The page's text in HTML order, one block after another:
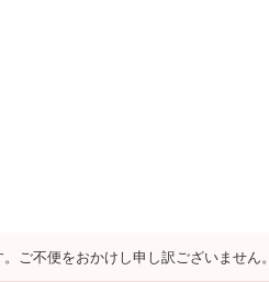
ご不便をおかけし申し訳ございません。